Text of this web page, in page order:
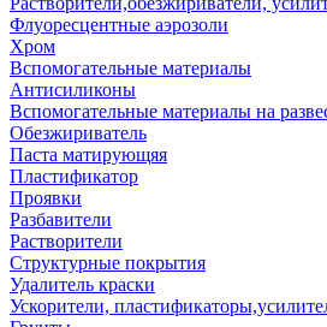
Флуоресцентные аэрозоли
Хром
Вспомогательные материалы
Антисиликоны
Вспомогательные материалы на
Обезжириватель
Паста матирующяя
Пластификатор
Проявки
Разбавители
Растворители
Структурные покрытия
Удалитель краски
Ускорители,